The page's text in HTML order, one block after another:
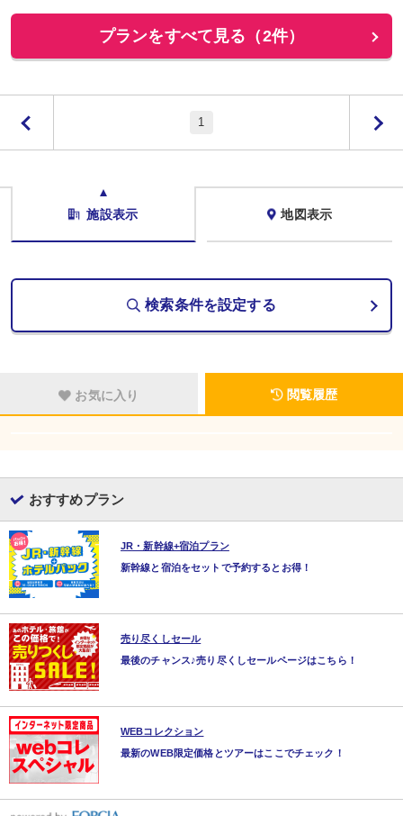
プランをすべて見る（2件）
1
施設表示 地図表示
検索条件を設定する
お気に入り 閲覧履歴
おすすめプラン
JR・新幹線+宿泊プラン
新幹線と宿泊をセットで予約するとお得！
売り尽くしセール
最後のチャンス♪売り尽くしセールページはこちら！
WEBコレクション
最新のWEB限定価格とツアーはここでチェック！